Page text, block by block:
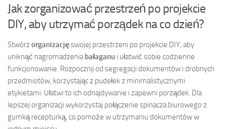
Jak zorganizować przestrzeń po projekcie
DIY, aby utrzymać porządek na co dzień?
Stwórzorganizacjęswojej przestrzeni po projekcie DIY, aby
uniknąć nagromadzenia bałaganu i ułatwić sobie codzienne
funkcjonowanie. Rozpocznij od segregacji dokumentów i drobnych
przedmiotów, korzystając z pudełek z minimalistycznymi
etykietami. Ułatwi to ich odnajdywanie i zapewni porządek. Dla
lepszej organizacji wykorzystaj połączenie spinacza biurowego z
gumką recepturką, co pomoże w utrzymaniu dokumentów w